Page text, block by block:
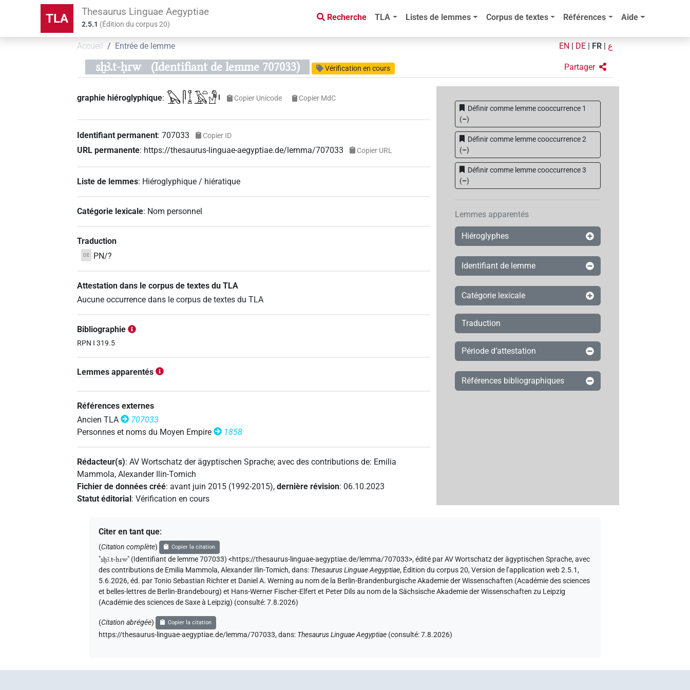
TLA Thesaurus Linguae Aegyptiae
2.5.1 (Édition du corpus20)
Recherche TLA Listes de lemmes Corpus de textes Références Aide
Accueil Entrée de lemme EN DE FR ع
sḫꜣ.t-ḥrw (Identifiant de lemme 707033) Vérification en cours Partager
graphie hiéroglyphique: 𓅃𓋴𓆼𓄿𓏏𓁐𓏤 Copier Unicode Copier MdC
Identifiant permanent:707033 Copier ID
URL permanente: https://thesaurus-linguae-aegyptiae.de/lemma/707033 Copier URL
Liste de lemmes: Hiéroglyphique / hiératique
Catégorie lexicale: Nom personnel
Traduction
DE PN/?
Attestation dans le corpus de textes du TLA
Aucune occurrence dans le corpus de textes du TLA
Bibliographie
RPN I 319.5
Lemmes apparentés
Références externes
Ancien TLA
707033
Personnes et noms du Moyen Empire
1858
Rédacteur(s):AV Wortschatz der ägyptischen Sprache;avec des contributions de: Emilia
Mammola,Alexander Ilin-Tomich
Fichier de données créé:avant juin 2015 (1992-2015),dernière révision: 06.10.2023
Statut éditorial:Vérification en cours
Définir comme lemme cooccurrence 1
(–)
Définir comme lemme cooccurrence 2
(–)
Définir comme lemme cooccurrence 3
(–)
Lemmes apparentés
Hiéroglyphes
Identifiant de lemme
Catégorie lexicale
Traduction
Période d’attestation
Références bibliographiques
Citer en tant que:
(Citation complète) Copier la citation
"sḫꜣ.t-ḥrw" (Identifiant de lemme 707033) <https://thesaurus-linguae-aegyptiae.de/lemma/707033>,édité par AV Wortschatz der ägyptischen Sprache,avec
des contributions de Emilia Mammola,Alexander Ilin-Tomich,dans: Thesaurus Linguae Aegyptiae, Édition du corpus 20, Version de l’application web 2.5.1,
5.6.2026, éd. par Tonio Sebastian Richter et Daniel A. Werning au nom de la Berlin-Brandenburgische Akademie der Wissenschaften (Académie des sciences
et belles-lettres de Berlin-Brandebourg) et Hans-Werner Fischer-Elfert et Peter Dils au nom de la Sächsische Akademie der Wissenschaften zu Leipzig
(Académie des sciences de Saxe à Leipzig) (consulté:7.8.2026)
(Citation abrégée) Copier la citation
https://thesaurus-linguae-aegyptiae.de/lemma/707033,dans: Thesaurus Linguae Aegyptiae (consulté:7.8.2026)